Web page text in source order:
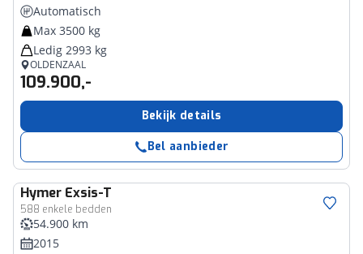
Automatisch
Max 3500 kg
Ledig 2993 kg
OLDENZAAL
109.900,-
Bekijk details
Bel aanbieder
Hymer Exsis-T
588 enkele bedden
54.900 km
2015